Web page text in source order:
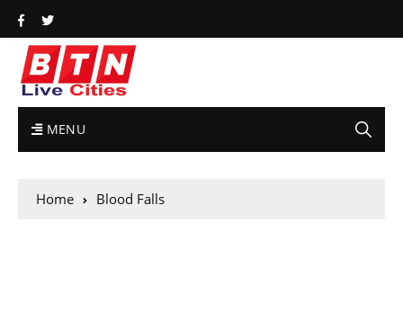
MENU
Home Blood Falls